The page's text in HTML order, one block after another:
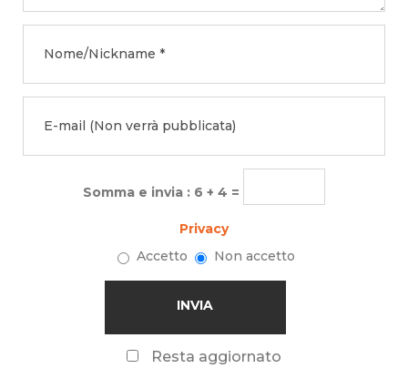
Somma e invia : 6 + 4 =
Privacy
Accetto
Non accetto
Resta aggiornato